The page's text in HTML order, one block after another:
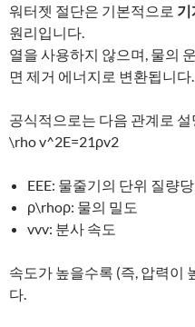
워터젯 절단은 기본적으로 기
원리입니다.
열을 사용하지 않으며, 물의
면 제거 에너지로 변환됩니다.
공식적으로는 다음 관계로
\rho v^2E=21​ρv2
EEE: 물줄기의 단위 질량
ρ\rhoρ: 물의 밀도
vvv: 분사 속도
속도가 높을수록 (즉, 압력이
다.